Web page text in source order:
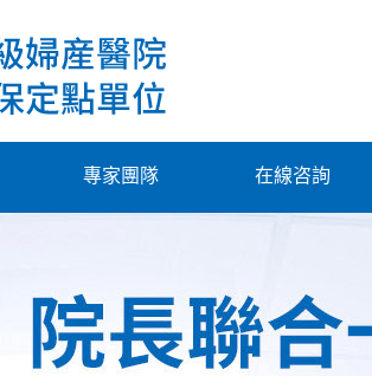
專家團隊 在線咨詢